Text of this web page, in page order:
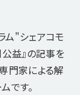
ム"シェアコモ
益』の記事を
門家による解
です。